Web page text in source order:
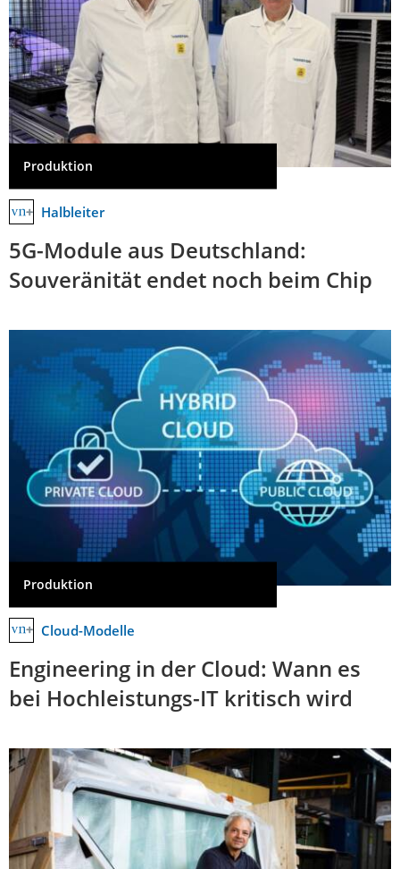
Produktion
Halbleiter
5G-Module aus Deutschland:
Souveränität endet noch beim Chip
Produktion
Cloud-Modelle
Engineering in der Cloud: Wann es
bei Hochleistungs-IT kritisch wird